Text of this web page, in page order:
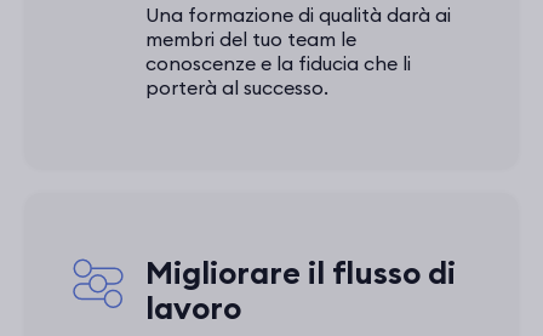
Una formazione di qualità darà ai
membri del tuo team le
conoscenze e la fiducia che li
porterà al successo.
Migliorare il flusso di
lavoro